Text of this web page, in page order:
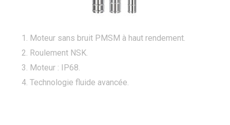
1. Moteur sans bruit PMSM à haut rendement.
2. Roulement NSK.
3. Moteur : IP68.
4. Technologie fluide avancée.